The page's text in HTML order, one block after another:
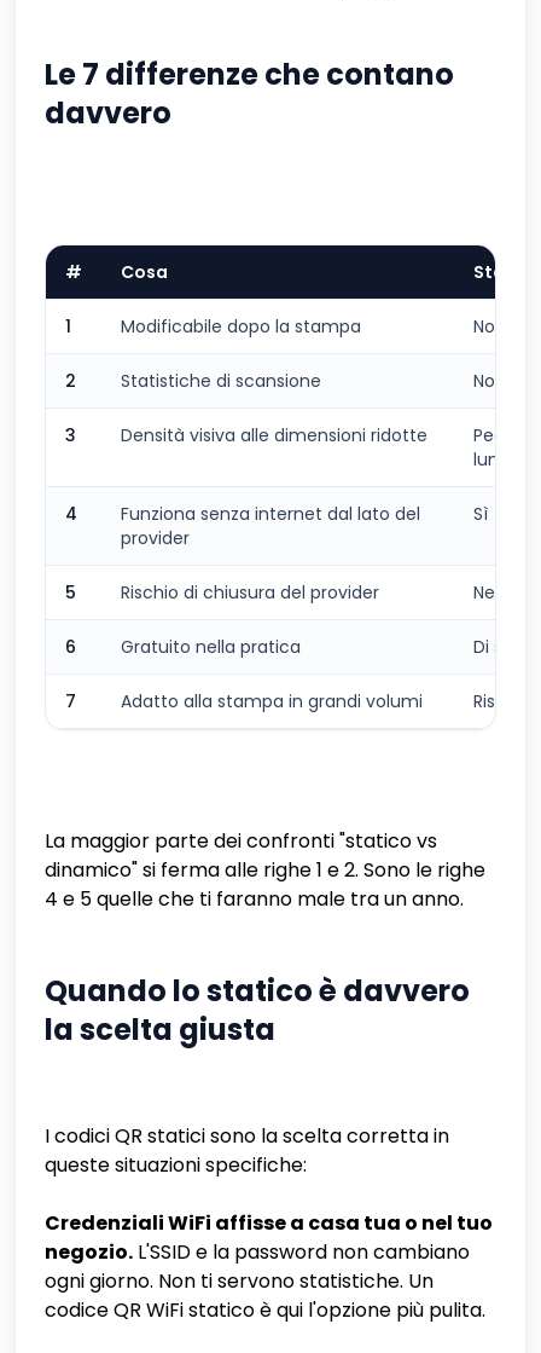
Le 7 differenze che contano
davvero
# Cosa Statico
1 Modificabile dopo la stampa Non
2 Statistiche di scansione Non
3 Densità visiva alle dimensioni ridotte
lunghi)
4
Funziona senza internet dal lato del
provider
Sì
5 Rischio di chiusura del provider
6 Gratuito nella pratica Di
7 Adatto alla stampa in grandi volumi
La maggior parte dei confronti "statico vs
dinamico" si ferma alle righe 1 e 2. Sono le righe
4 e 5 quelle che ti faranno male tra un anno.
Quando lo statico è davvero
la scelta giusta
I codici QR statici sono la scelta corretta in
queste situazioni specifiche:
Credenziali WiFi affisse a casa tua o nel tuo
negozio. L'SSID e la password non cambiano
ogni giorno. Non ti servono statistiche. Un
codice QR WiFi statico è qui l'opzione più pulita.